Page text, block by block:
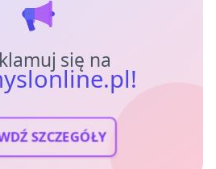
się na
SZCZEGÓŁY